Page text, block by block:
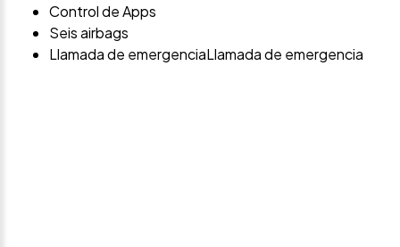
Control de Apps
Seis airbags
Llamada de emergenciaLlamada de emergencia